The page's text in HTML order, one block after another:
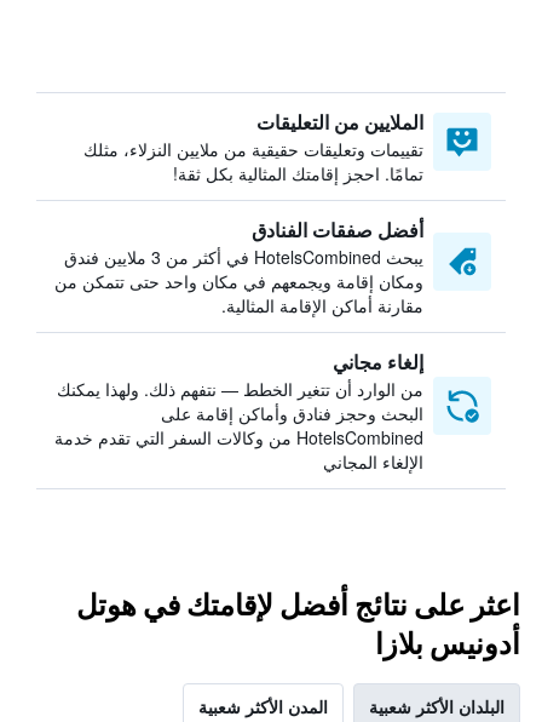
الملايين من التعليقات
تقييمات وتعليقات حقيقية من ملايين النزلاء، مثلك
تمامًا. احجز إقامتك المثالية بكل ثقة!
أفضل صفقات الفنادق
يبحث HotelsCombined في أكثر من 3 ملايين فندق
ومكان إقامة ويجمعهم في مكان واحد حتى تتمكن من
مقارنة أماكن الإقامة المثالية.
إلغاء مجاني
من الوارد أن تتغير الخطط — نتفهم ذلك. ولهذا يمكنك
البحث وحجز فنادق وأماكن إقامة على
HotelsCombined من وكالات السفر التي تقدم خدمة
الإلغاء المجاني
اعثر على نتائج أفضل لإقامتك في هوتل
أدونيس بلازا
البلدان الأكثر شعبية المدن الأكثر شعبية